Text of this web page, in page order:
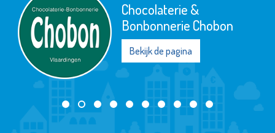
Chocolaterie &
Bonbonnerie Chobon
Bekijk de pagina